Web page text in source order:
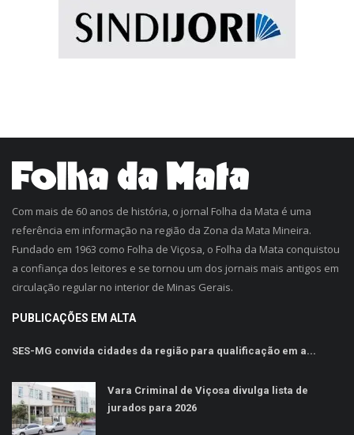
Com mais de 60 anos de história, o jornal Folha da Mata é uma
referência em informação na região da Zona da Mata Mineira.
Fundado em 1963 como Folha de Viçosa, o Folha da Mata conquistou
a confiança dos leitores e se tornou um dos jornais mais antigos em
circulação regular no interior de Minas Gerais.
PUBLICAÇÕES EM ALTA
SES-MG convida cidades da região para qualificação em a...
Vara Criminal de Viçosa divulga lista de
jurados para 2026